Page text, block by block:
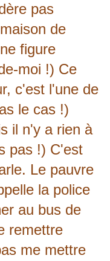
pas
de
figure
moi !) Ce
c'est l'une de
le cas !)
il n'y a rien à
pas !) C'est
Le pauvre
la police
au bus de
remettre
me mettre